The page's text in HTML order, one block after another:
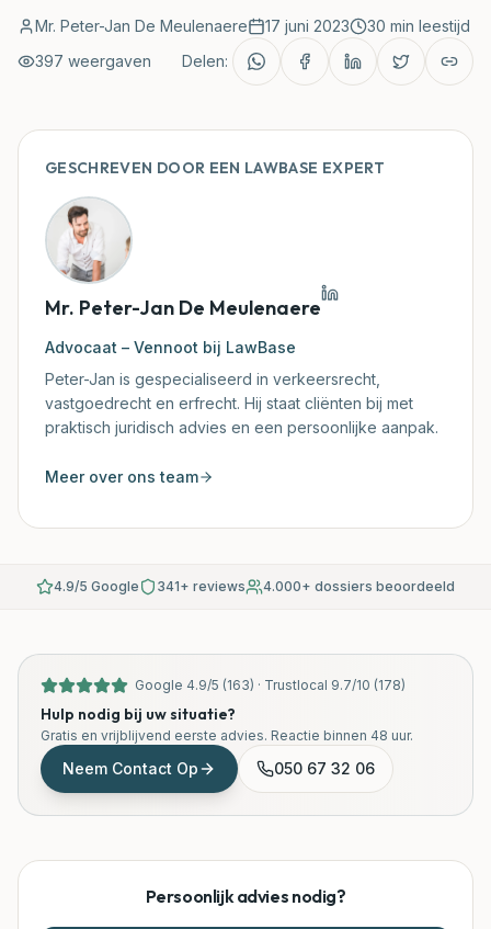
Klantenzone
Mr. Peter-Jan De Meulenaere 17 juni 2023 30 min leestijd
397 weergaven Delen:
GESCHREVEN DOOR EEN LAWBASE EXPERT
Mr. Peter-Jan De Meulenaere
Advocaat – Vennoot bij LawBase
Peter-Jan is gespecialiseerd in verkeersrecht,
vastgoedrecht en erfrecht. Hij staat cliënten bij met
praktisch juridisch advies en een persoonlijke aanpak.
Meer over ons team
4.9/5 Google 341+ reviews 4.000+ dossiers beoordeeld
Google 4.9/5 (163) · Trustlocal 9.7/10 (178)
Hulp nodig bij uw situatie?
Gratis en vrijblijvend eerste advies. Reactie binnen 48 uur.
Neem Contact Op 050 67 32 06
Persoonlijk advies nodig?